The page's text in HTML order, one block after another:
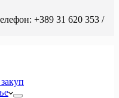
+389 31 620 353 /